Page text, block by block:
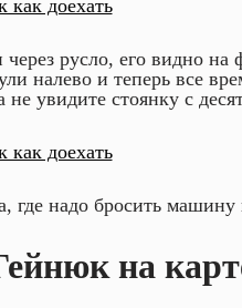
русло, его видно на
налево и теперь все
не увидите стоянку с
где надо бросить
на